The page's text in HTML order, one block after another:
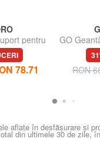
pentru
78.71
GO
RON
aflate în desfășurare și
din ultimele 30 de zile,